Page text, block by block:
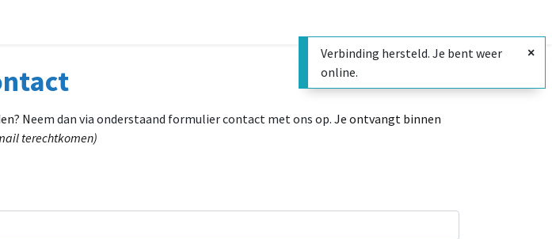
Neem dan via onderstaand formulier contact met ons op. Je ontvangt binnen
terechtkomen)
Verbinding hersteld. Je bent weer
online.